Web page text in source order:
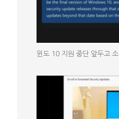
윈도 10 지원 중단 앞두고